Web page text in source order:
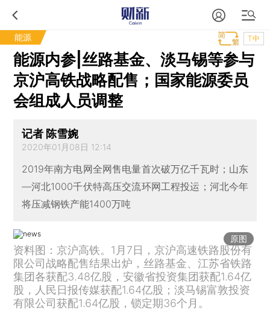
能源 T中
能源内参|丝路基金、淡马锡等参与
京沪高铁战略配售；国家能源委员
会组成人员调整
记者 陈雪婉
2020年01月08日 12:14
2019年南方电网全网售电量首次破万亿千瓦时；山东
—河北1000千伏特高压交流环网工程投运；河北今年
将压减钢铁产能1400万吨
原图
资料图：京沪高铁。1月7日，京沪高速铁路股份有
限公司战略配售结果出炉，丝路基金、江苏省铁路
集团各获配3.48亿股，安徽省投资集团获配1.64亿
股，人民日报传媒获配1.64亿股；淡马锡富敦投资
有限公司获配1.64亿股，锁定期36个月。